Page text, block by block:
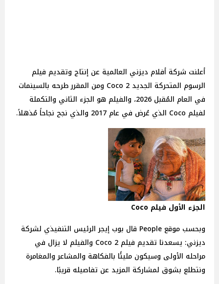
أعلنت شركة أفلام ديزني العالمية عن إنتاج وتقديم فيلم
الرسوم المتحركة الجديد Coco 2 ومن المقرر طرحه بالسينمات
في العام المُقبل 2026، والفيلم هو الجزء الثاني والتكملة
لفيلم Coco الذي عُرض في عام 2017 والذي نجح نجاحاً مُذهلاً.
الجزء الأول فيلم Coco
وبحسب موقع People قال بوب إيجر الرئيس التنفيذي لشركة
ديزني: يسعدنا تقديم فيلم Coco 2 والفيلم لا يزال في
مراحله الأولى وسيكون مليئًا بالفكاهة والمشاعر والمغامرة
ونتطلع بشوق لمشاركة المزيد عن تفاصيله قريبًا.